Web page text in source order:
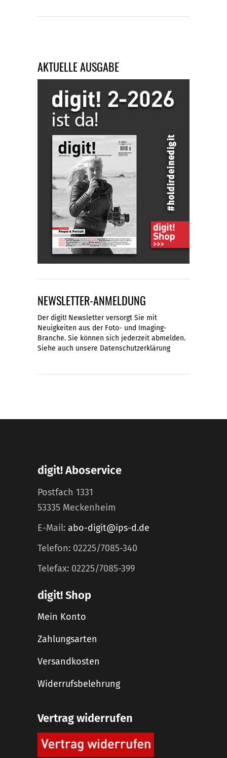
AKTUELLE AUSGABE
NEWSLETTER-ANMELDUNG
Der digit! Newsletter versorgt Sie mit
Neuigkeiten aus der Foto- und Imaging-
Branche. Sie können sich jederzeit abmelden.
Siehe auch unsere Datenschutzerklärung
digit! Aboservice
Postfach 1331
53335 Meckenheim
E-Mail: abo-digit@ips-d.de
Telefon: 02225/7085-340
Telefax: 02225/7085-399
digit! Shop
Mein Konto
Zahlungsarten
Versandkosten
Widerrufsbelehrung
Vertrag widerrufen